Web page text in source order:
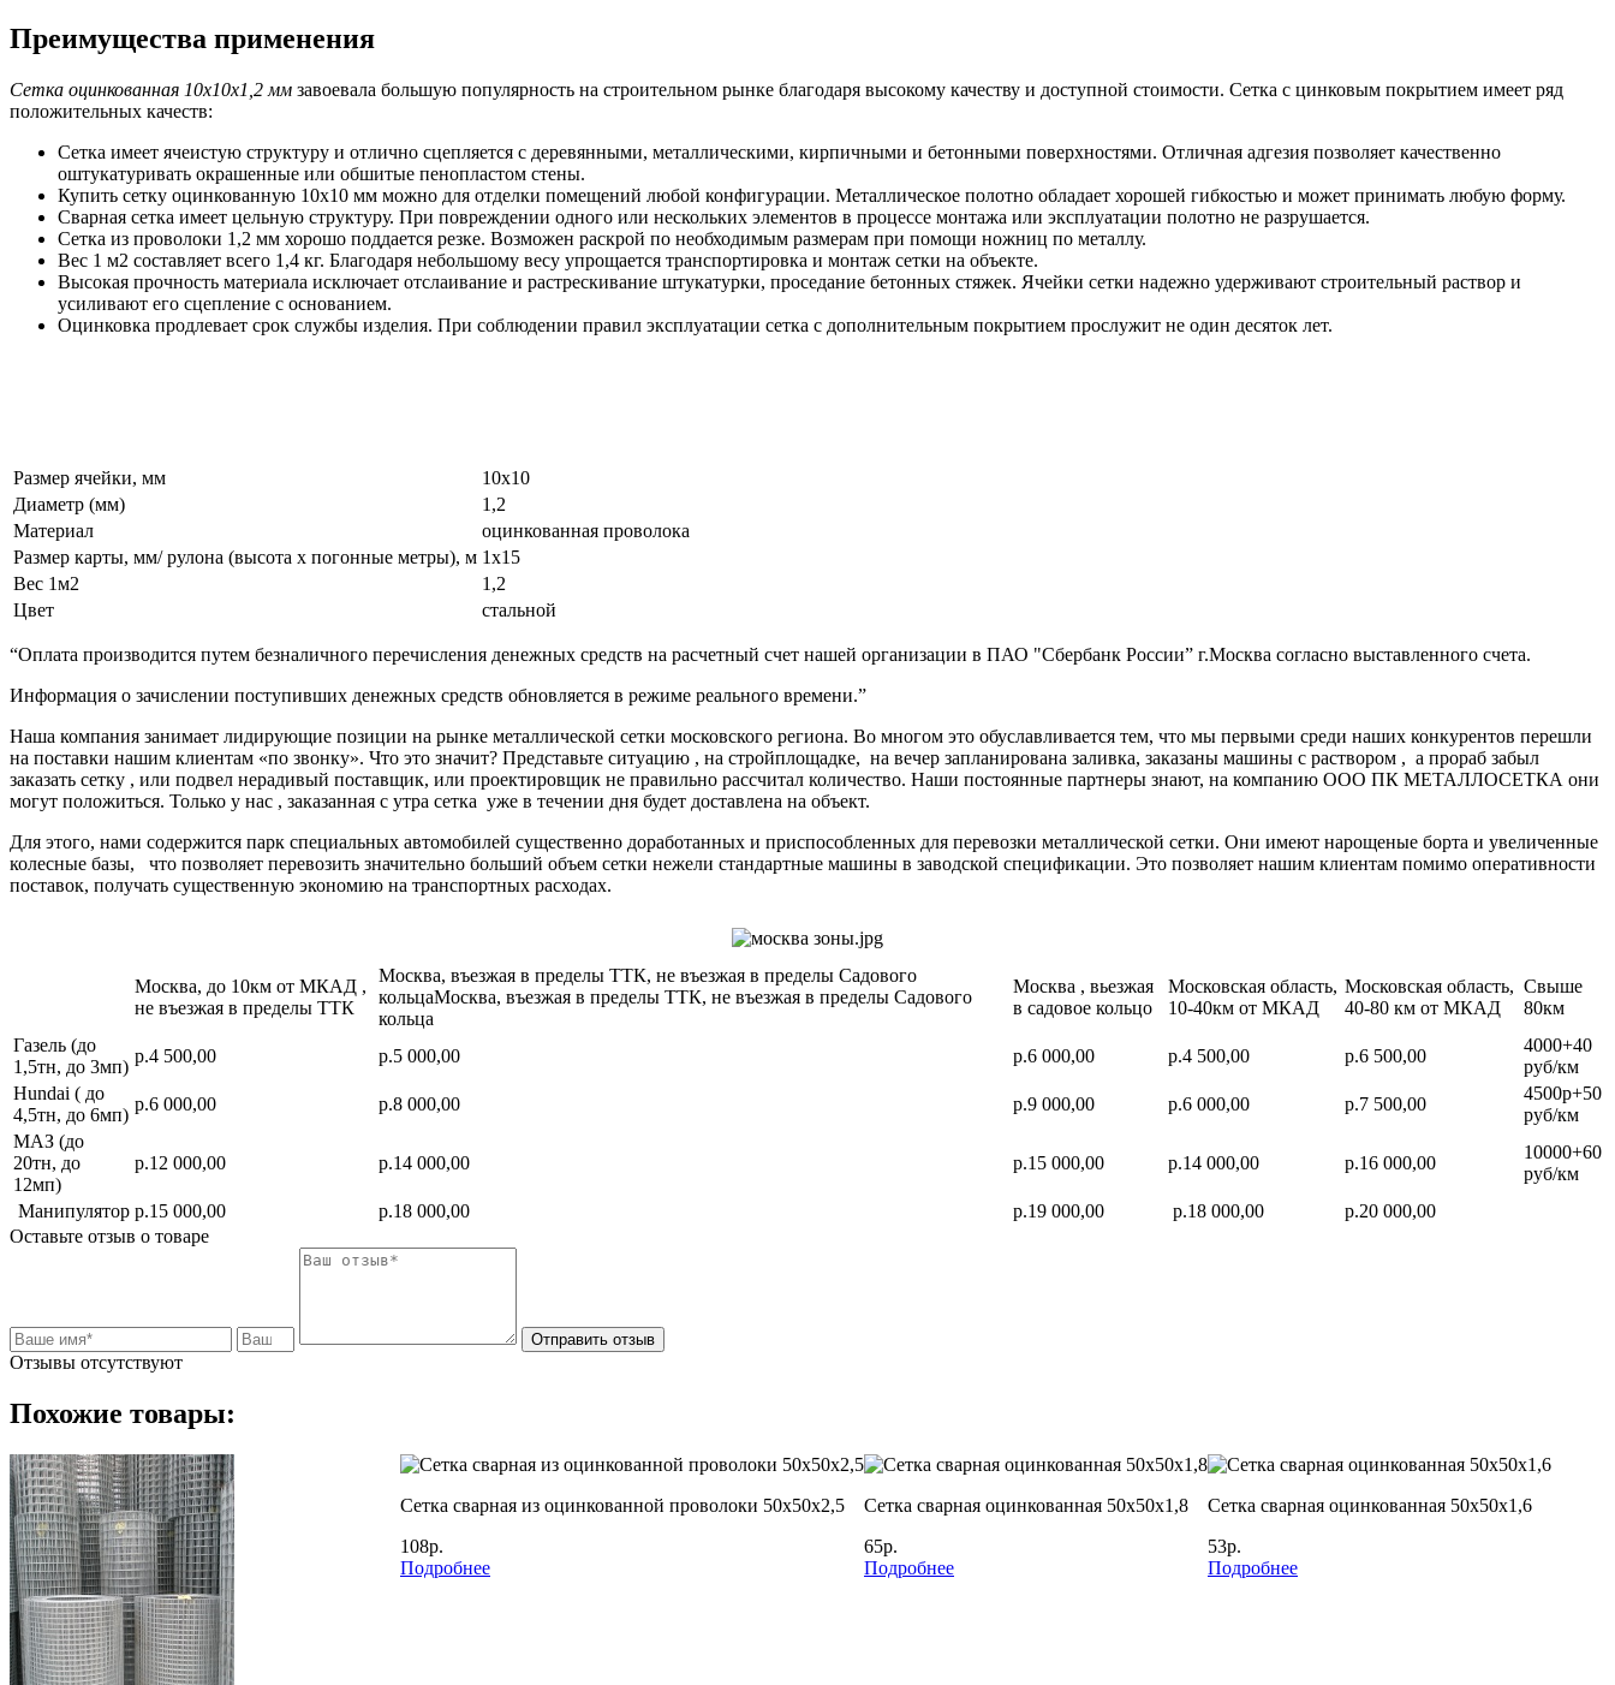
Преимущества применения
Сетка оцинкованная 10х10х1,2 мм завоевала большую популярность на строительном рынке благодаря высокому качеству и доступной стоимости. Сетка с цинковым покрытием имеет ряд
положительных качеств:
Сетка имеет ячеистую структуру и отлично сцепляется с деревянными, металлическими, кирпичными и бетонными поверхностями. Отличная адгезия позволяет качественно
оштукатуривать окрашенные или обшитые пенопластом стены.
Купить сетку оцинкованную 10х10 мм можно для отделки помещений любой конфигурации. Металлическое полотно обладает хорошей гибкостью и может принимать любую форму.
Сварная сетка имеет цельную структуру. При повреждении одного или нескольких элементов в процессе монтажа или эксплуатации полотно не разрушается.
Сетка из проволоки 1,2 мм хорошо поддается резке. Возможен раскрой по необходимым размерам при помощи ножниц по металлу.
Вес 1 м2 составляет всего 1,4 кг. Благодаря небольшому весу упрощается транспортировка и монтаж сетки на объекте.
Высокая прочность материала исключает отслаивание и растрескивание штукатурки, проседание бетонных стяжек. Ячейки сетки надежно удерживают строительный раствор и
усиливают его сцепление с основанием.
Оцинковка продлевает срок службы изделия. При соблюдении правил эксплуатации сетка с дополнительным покрытием прослужит не один десяток лет.
Размер ячейки, мм
10х10
Диаметр (мм)
1,2
Материал
оцинкованная проволока
Размер карты, мм/ рулона (высота х погонные метры), м 1х15
Вес 1м2
1,2
Цвет
стальной
“Оплата производится путем безналичного перечисления денежных средств на расчетный счет нашей организации в ПАО "Сбербанк России” г.Москва согласно выставленного счета.
Информация о зачислении поступивших денежных средств обновляется в режиме реального времени.”
Наша компания занимает лидирующие позиции на рынке металлической сетки московского региона. Во многом это обуславливается тем, что мы первыми среди наших конкурентов перешли
на поставки нашим клиентам «по звонку». Что это значит? Представьте ситуацию , на стройплощадке, на вечер запланирована заливка, заказаны машины с раствором , а прораб забыл
заказать сетку , или подвел нерадивый поставщик, или проектировщик не правильно рассчитал количество. Наши постоянные партнеры знают, на компанию ООО ПК МЕТАЛЛОСЕТКА они
могут положиться. Только у нас , заказанная с утра сетка уже в течении дня будет доставлена на объект.
Для этого, нами содержится парк специальных автомобилей существенно доработанных и приспособленных для перевозки металлической сетки. Они имеют нарощеные борта и увеличенные
колесные базы, что позволяет перевозить значительно больший объем сетки нежели стандартные машины в заводской спецификации. Это позволяет нашим клиентам помимо оперативности
поставок, получать существенную экономию на транспортных расходах.
Москва, до 10км от МКАД ,
не въезжая в пределы ТТК
Москва, въезжая в пределы ТТК, не въезжая в пределы Садового
кольцаМосква, въезжая в пределы ТТК, не въезжая в пределы Садового
кольца
Москва , вьезжая
в садовое кольцо
Московская область,
10-40км от МКАД
Московская область,
40-80 км от МКАД
Свыше
80км
Газель (до
1,5тн, до 3мп)
р.4 500,00 р.5 000,00 р.6 000,00 р.4 500,00 р.6 500,00
4000+40
руб/км
Hundai ( до
4,5тн, до 6мп)
р.6 000,00 р.8 000,00 р.9 000,00 р.6 000,00 р.7 500,00
4500р+50
руб/км
МАЗ (до
20тн, до
12мп)
р.12 000,00 р.14 000,00 р.15 000,00 р.14 000,00 р.16 000,00
10000+60
руб/км
Манипулятор р.15 000,00 р.18 000,00 р.19 000,00 р.18 000,00
р.20 000,00
Оставьте отзыв о товаре
Отправить отзыв
Отзывы отсутствуют
Похожие товары:
Сетка сварная из оцинкованной проволоки 50х50х2,5
108р.
Подробнее
Сетка сварная оцинкованная 50х50х1,8
65р.
Подробнее
Сетка сварная оцинкованная 50х50х1,6
53р.
Подробнее